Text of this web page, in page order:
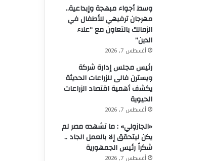
وسط أجواء مبهجة وإبداعية..
مهرجان ترفيهي للأطفال في
الزمالك بالتعاون مع “علاء
الدين”
أغسطس 7, 2026
رئيس مجلس إدارة شركة
ويسترن فالى للزراعات الحديثة
يكشف أهمية اقتصاد الزراعات
الحيوية
أغسطس 7, 2026
«الجازولي» : ما تشهده مصر لم
يكن ليتحقق إلا بالعمل الجاد ..
شكراً رئيس الجمهورية
أغسطس 7, 2026